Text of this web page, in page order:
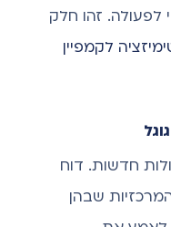
לפעולה. זהו חלק
לקמפיין
חדשות. דוח
שבהן